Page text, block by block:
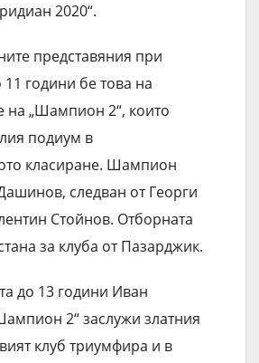
2020“.
представяния при
години бе това на
на „Шампион 2“, които
подиум в
класиране. Шампион
следван от Георги
Стойнов. Отборната
за клуба от Пазарджик.
до 13 години Иван
2“ заслужи златния
клуб триумфира и в